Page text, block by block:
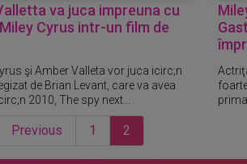
va juca impreuna cu
Cyrus intr-un film de
şi Amber Valleta vor juca icirc;n
de Brian Levant, care va avea
2010, The spy next...
Previous 1 2